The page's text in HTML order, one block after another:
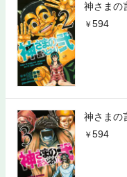
神さまの
594
神さまの
594